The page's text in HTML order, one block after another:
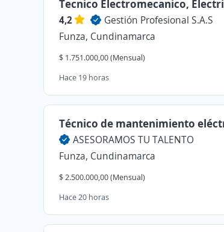
Tecnico Electromecanico,
4,2
Gestión Profesional S.A.S
Funza, Cundinamarca
$ 1.751.000,00 (Mensual)
Hace 19 horas
Técnico de mantenimiento
ASESORAMOS TU TALENTO
Funza, Cundinamarca
$ 2.500.000,00 (Mensual)
Hace 20 horas